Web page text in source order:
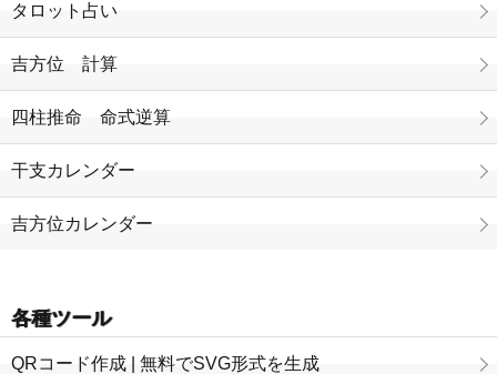
タロット占い
吉方位 計算
四柱推命 命式逆算
干支カレンダー
吉方位カレンダー
各種ツール
QRコード作成 | 無料でSVG形式を生成